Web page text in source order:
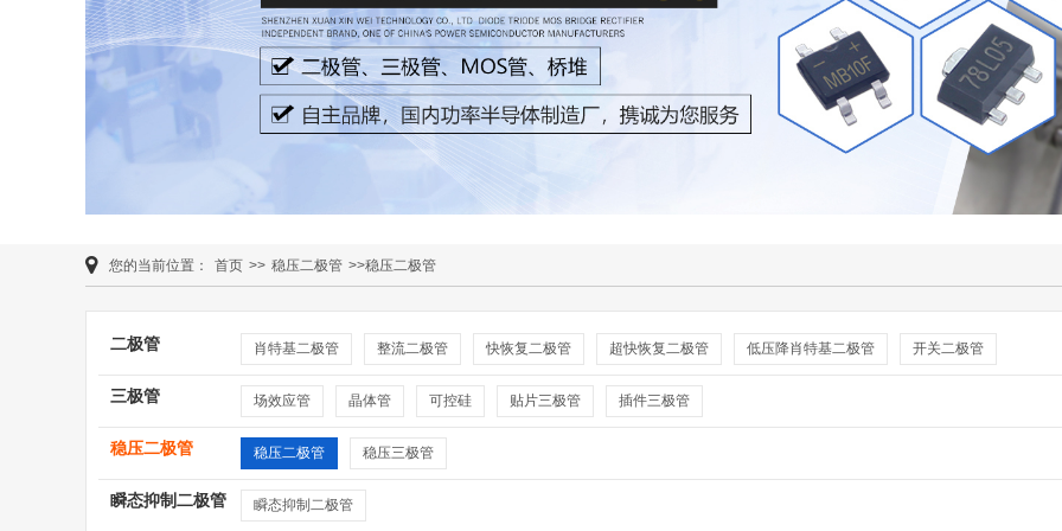
您的当前位置： 首页 >> 稳压二极管 >>稳压二极管
二极管 肖特基二极管 整流二极管 快恢复二极管 超快恢复二极管 低压降肖特基二极管 开关二极管
三极管 场效应管 晶体管 可控硅 贴片三极管 插件三极管
稳压二极管 稳压二极管 稳压三极管
瞬态抑制二极管 瞬态抑制二极管